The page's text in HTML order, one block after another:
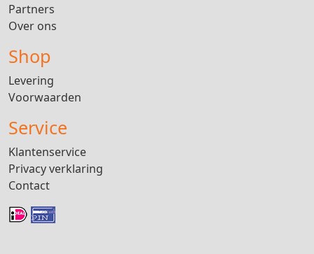
Partners
Over ons
Shop
Levering
Voorwaarden
Service
Klantenservice
Privacy verklaring
Contact